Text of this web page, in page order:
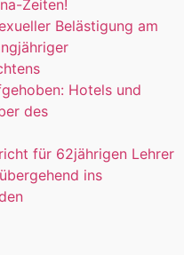
Zeiten!
Belästigung am
Hotels und
des
für 62jährigen Lehrer
ins